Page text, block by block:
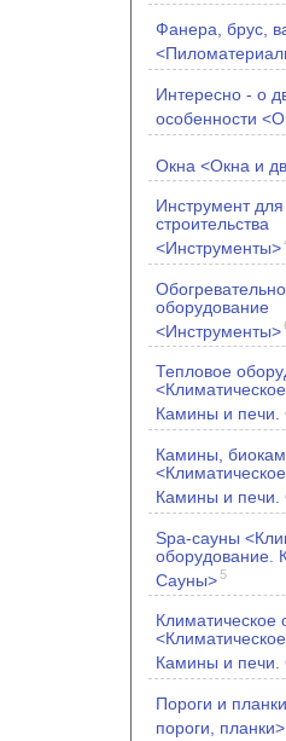
Фанера, брус,
Интересно - о
особенности
Окна <Окна и
Инструмент
строительства
<Инструменты>
оборудование
<Инструменты>
Тепловое
Камины и печи.
Камины,
Камины и печи.
Spa-сауны
оборудование.
Сауны>5
Климатическое
Камины и печи.
Пороги и
пороги, планки>